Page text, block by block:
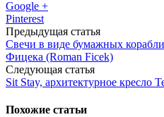
Google +
Pinterest
Предыдущая статья
Свечи в виде бумажных
Фицекa (Roman Ficek)
Следующая статья
Sit Stay, архитектурное кресло
Похожие статьи